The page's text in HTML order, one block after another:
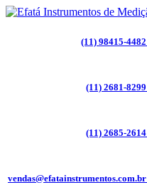
(11) 98415-4482
(11) 2681-8299
(11) 2685-2614
vendas@efatainstrumentos.com.br